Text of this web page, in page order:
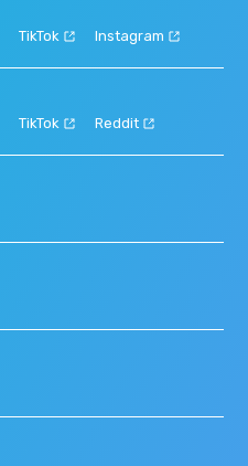
TikTok Instagram
TikTok Reddit